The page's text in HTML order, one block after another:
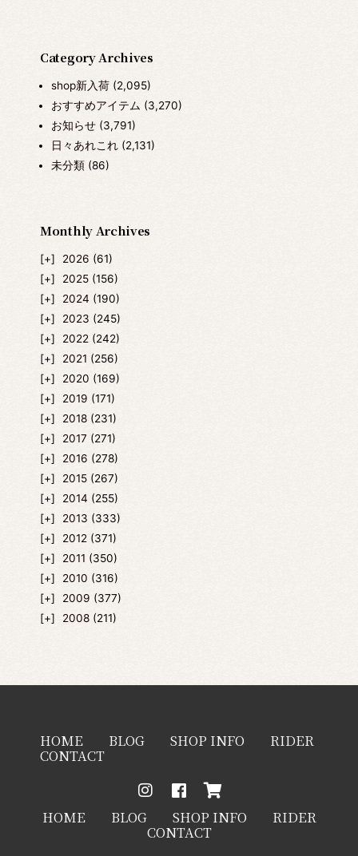
Category Archives
shop新入荷(2,095)
おすすめアイテム (3,270)
お知らせ(3,791)
日々あれこれ(2,131)
未分類(86)
Monthly Archives
2026 (61)
2025 (156)
2024 (190)
2023 (245)
2022 (242)
2021 (256)
2020 (169)
2019 (171)
2018 (231)
2017 (271)
2016 (278)
2015 (267)
2014 (255)
2013 (333)
2012 (371)
2011 (350)
2010 (316)
2009 (377)
2008 (211)
HOME BLOG SHOP INFO RIDER
CONTACT
HOME BLOG SHOP INFO RIDER
CONTACT